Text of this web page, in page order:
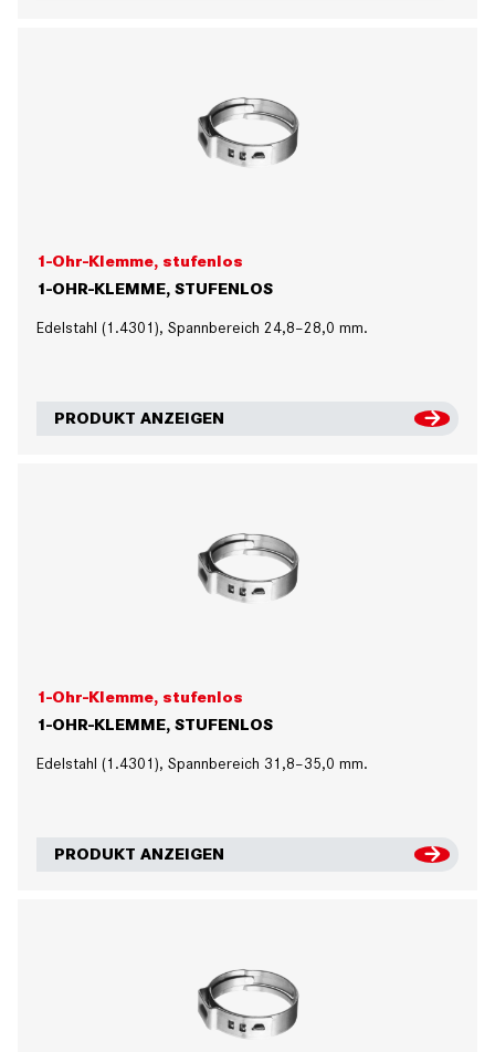
1-Ohr-Klemme, stufenlos
1-OHR-KLEMME, STUFENLOS
Edelstahl (1.4301), Spannbereich 24,8–28,0 mm.
PRODUKT ANZEIGEN
1-Ohr-Klemme, stufenlos
1-OHR-KLEMME, STUFENLOS
Edelstahl (1.4301), Spannbereich 31,8–35,0 mm.
PRODUKT ANZEIGEN